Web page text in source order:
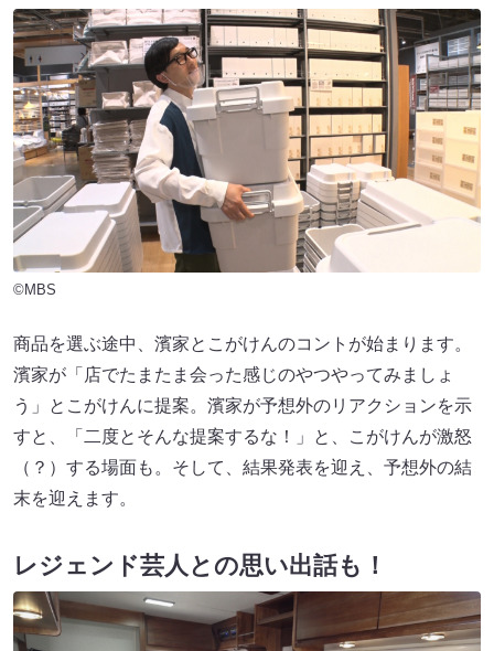
©MBS
商品を選ぶ途中、濱家とこがけんのコントが始まります。
濱家が「店でたまたま会った感じのやつやってみましょ
う」とこがけんに提案。濱家が予想外のリアクションを示
すと、「二度とそんな提案するな！」と、こがけんが激怒
（？）する場面も。そして、結果発表を迎え、予想外の結
末を迎えます。
レジェンド芸人との思い出話も！